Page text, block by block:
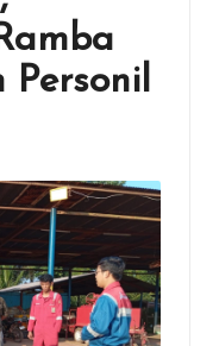
Personil